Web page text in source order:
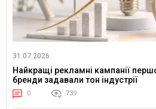
31.07.2026
Найкращі рекламні кампанії
бренди задавали тон індустрії
0 739